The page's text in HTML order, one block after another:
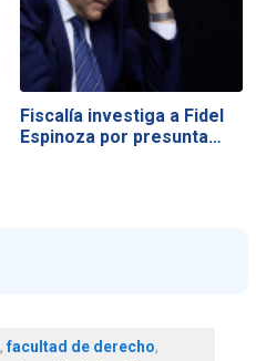
Fiscalía investiga a Fidel
Espinoza por presunta…
,facultad de derecho,